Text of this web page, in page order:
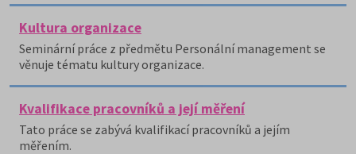
Kultura organizace
Seminární práce z předmětu Personální management se
věnuje tématu kultury organizace.
Kvalifikace pracovníků a její měření
Tato práce se zabývá kvalifikací pracovníků a jejím
měřením.